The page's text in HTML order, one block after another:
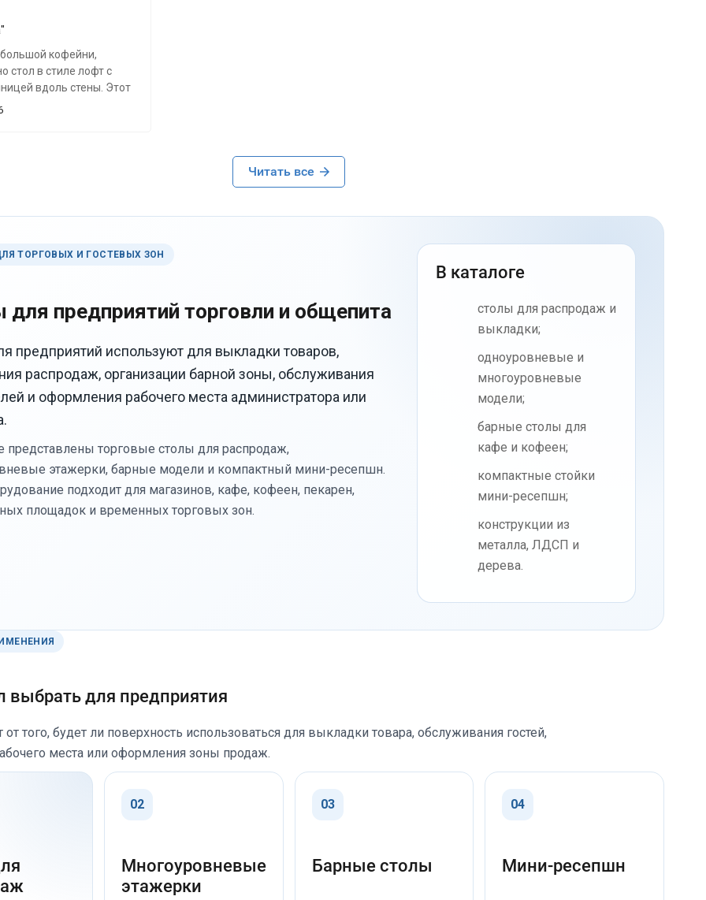
кофейни,
стол в стиле лофт с
вдоль стены. Этот
— 1200 мм в длину
влагостойкое
регулируются, пол у
Рекомендую.
Читать все
ТОРГОВЫХ И ГОСТЕВЫХ ЗОН
для предприятий торговли и общепита
предприятий используют для выкладки товаров,
распродаж, организации барной зоны, обслуживания
и оформления рабочего места администратора или
представлены торговые столы для распродаж,
этажерки, барные модели и компактный мини-ресепшн.
подходит для магазинов, кафе, кофеен, пекарен,
площадок и временных торговых зон.
В каталоге
столы для распродаж и
выкладки;
одноуровневые и
многоуровневые
модели;
барные столы для
кафе и кофеен;
компактные стойки
мини-ресепшн;
конструкции из
металла, ЛДСП и
дерева.
выбрать для предприятия
того, будет ли поверхность использоваться для выкладки товара, обслуживания гостей,
места или оформления зоны продаж.
02
Многоуровневые
этажерки
03
Барные столы
04
Мини-ресепшн